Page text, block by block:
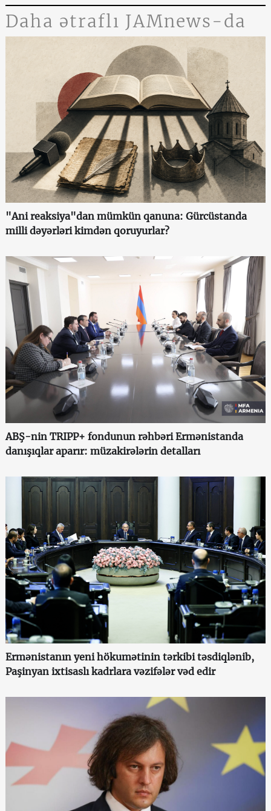
Daha ətraflı JAMnews-da
"Ani reaksiya"dan mümkün qanuna: Gürcüstanda
milli dəyərləri kimdən qoruyurlar?
ABŞ-nin TRIPP+ fondunun rəhbəri Ermənistanda
danışıqlar aparır: müzakirələrin detalları
Ermənistanın yeni hökumətinin tərkibi təsdiqlənib,
Paşinyan ixtisaslı kadrlara vəzifələr vəd edir